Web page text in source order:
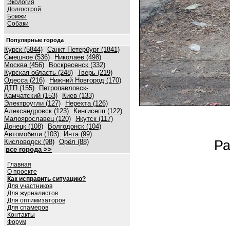
Экология
Долгострой
Бомжи
Собаки
Популярные города
Курск (5844) Санкт-Петербург (1841)
Смешное (536)
Николаев (498)
Москва (456)
Воскресенск (332)
Курская область (248) Тверь (219)
Одесса (216)
Нижний Новгород (170)
ДТП (155)
Петропавловск-
Камчатский (153)
Киев (133)
Электроугли (127)
Нерехта (126)
Александровск (123)
Кингисепп (122)
Малоярославец (120) Якутск (117)
Донецк (108)
Волгодонск (104)
Автомобили (103)
Инта (99)
Кисловодск (98) Орёл (88)
все города >>
Главная
О проекте
Как исправить ситуацию?
Для участников
Для журналистов
Для оптимизаторов
Для спамеров
Контакты
Форум